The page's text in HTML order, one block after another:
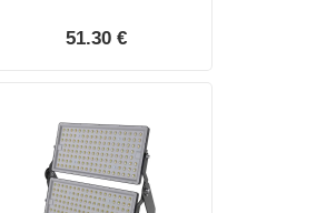
51.30 €